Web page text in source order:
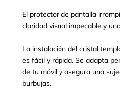
El protector de pantalla
claridad visual impecable y
La instalación del cristal
es fácil y rápida. Se adapta
de tu móvil y asegura una
burbujas.